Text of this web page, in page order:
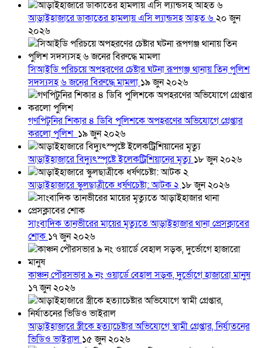
আড়াইহাজারে ডাকাতের হামলায় এসি ল্যান্ডসহ আহত ৬২০ জুন
২০২৬
সিআইডি পরিচয়ে অপহরণের চেষ্টার ঘটনা রূপগঞ্জ থানায় তিন পুলিশ
সদস্যসহ ৬ জনের বিরুদ্ধে মামলা ১৯ জুন ২০২৬
গণপিটুনির শিকার ৪ ডিবি পুলিশকে অপহরণের অভিযোগে গ্রেপ্তার
করলো পুলিশ ১৯ জুন ২০২৬
আড়াইহাজারে বিদ্যুৎস্পৃষ্টে ইলেকট্রিশিয়ানের মৃত্যু১৮ জুন ২০২৬
আড়াইহাজারে স্কুলছাত্রীকে ধর্ষণচেষ্টা: আটক ২ ১৮ জুন ২০২৬
সাংবাদিক তানভীরের মায়ের মৃত্যুতে আড়াইহাজার থানা প্রেসক্লাবের
শোক ১৭ জুন ২০২৬
কাঞ্চন পৌরসভার ৯ নং ওয়ার্ডে বেহাল সড়ক, দুর্ভোগে হাজারো মানুষ
১৭ জুন ২০২৬
আড়াইহাজারে স্ত্রীকে হত্যাচেষ্টার অভিযোগে স্বামী গ্রেপ্তার, নির্যাতনের
ভিডিও ভাইরাল ১৫ জুন ২০২৬